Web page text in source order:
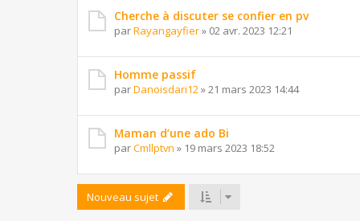
Cherche à discuter se confier en pv
parRayangayfier» 02 avr. 2023 12:21
Homme passif
parDanoisdari12 »21 mars 2023 14:44
Maman d’une ado Bi
parCmllptvn » 19 mars 2023 18:52
Nouveau sujet